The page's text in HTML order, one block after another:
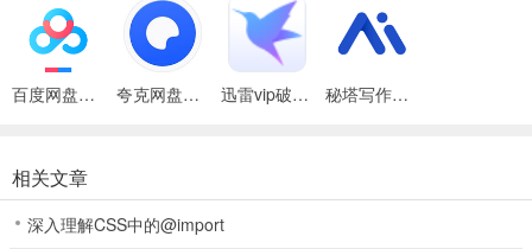
百度网盘绿色免安装Pc电脑版 夸克网盘官方正式版 迅雷vip破解版永久会员2024版 秘塔写作猫App
相关文章
深入理解CSS中的@import